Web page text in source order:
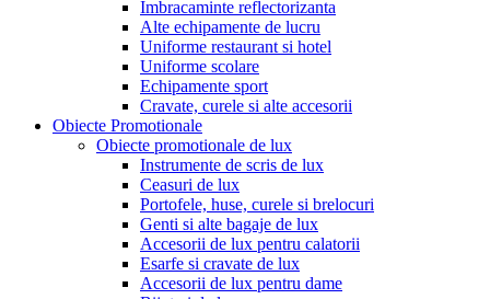
Imbracaminte reflectorizanta
Alte echipamente de lucru
Uniforme restaurant si hotel
Uniforme scolare
Echipamente sport
Cravate, curele si alte accesorii
Obiecte Promotionale
Obiecte promotionale de lux
Instrumente de scris de lux
Ceasuri de lux
Portofele, huse, curele si brelocuri
Genti si alte bagaje de lux
Accesorii de lux pentru calatorii
Esarfe si cravate de lux
Accesorii de lux pentru dame